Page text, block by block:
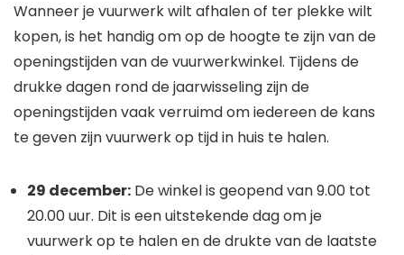
Wanneer je vuurwerk wilt afhalen of ter plekke wilt
kopen, is het handig om op de hoogte te zijn van de
openingstijden van de vuurwerkwinkel. Tijdens de
drukke dagen rond de jaarwisseling zijn de
openingstijden vaak verruimd om iedereen de kans
te geven zijn vuurwerk op tijd in huis te halen.
29 december: De winkel is geopend van 9.00 tot
20.00 uur. Dit is een uitstekende dag om je
vuurwerk op te halen en de drukte van de laatste